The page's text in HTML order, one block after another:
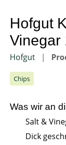
Hofgut
Vinegar
Hofgut
Chips
Was wir an
Salt &
Dick